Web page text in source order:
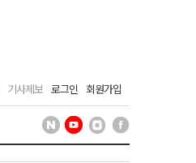
기사제보 로그인 회원가입